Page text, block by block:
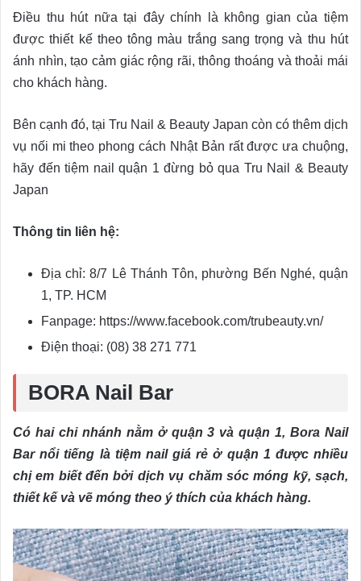
Điều thu hút nữa tại đây chính là không gian của tiệm
được thiết kế theo tông màu trắng sang trọng và thu hút
ánh nhìn, tạo cảm giác rộng rãi, thông thoáng và thoải mái
cho khách hàng.
Bên cạnh đó, tại Tru Nail & Beauty Japan còn có thêm dịch
vụ nối mi theo phong cách Nhật Bản rất được ưa chuộng,
hãy đến tiệm nail quận 1 đừng bỏ qua Tru Nail & Beauty
Japan
Thông tin liên hệ:
Địa chỉ: 8/7 Lê Thánh Tôn, phường Bến Nghé, quận
1, TP. HCM
Fanpage: https://www.facebook.com/trubeauty.vn/
Điện thoại: (08) 38 271 771
BORA Nail Bar
Có hai chi nhánh nằm ở quận 3 và quận 1, Bora Nail
Bar nổi tiếng là tiệm nail giá rẻ ở quận 1 được nhiều
chị em biết đến bởi dịch vụ chăm sóc móng kỹ, sạch,
thiết kế và vẽ móng theo ý thích của khách hàng.